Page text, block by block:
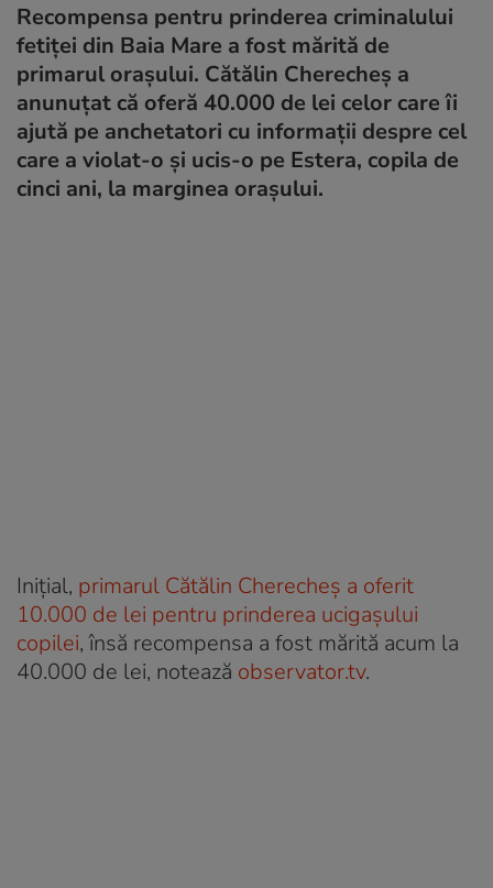
Recompensa pentru prinderea criminalului
fetiței din Baia Mare a fost mărită de
primarul orașului. Cătălin Cherecheș a
anunuțat că oferă 40.000 de lei celor care îi
ajută pe anchetatori cu informații despre cel
care a violat-o și ucis-o pe Estera, copila de
cinci ani, la marginea orașului.
Inițial, primarul Cătălin Cherecheș a oferit
10.000 de lei pentru prinderea ucigașului
copilei, însă recompensa a fost mărită acum la
40.000 de lei, notează observator.tv.